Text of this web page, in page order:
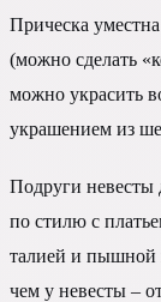
Прическа
(можно сделать
можно украсить
украшением из
Подруги невесты
по стилю с
талией и пышной
чем у невесты –